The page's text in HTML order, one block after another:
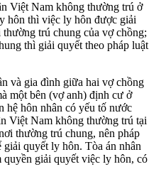
Việt Nam không thường trú ở
hôn thì việc ly hôn được giải
trú chung của vợ chồng;
thì giải quyết theo pháp luật
và gia đình giữa hai vợ chồng
một bên (vợ anh) định cư ở
hệ hôn nhân có yếu tố nước
Việt Nam không thường trú tại
thường trú chung, nên pháp
quyết ly hôn. Tòa án nhân
giải quyết việc ly hôn, có